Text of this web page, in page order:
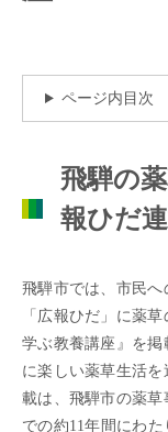
ページ内目次
飛騨の
報ひだ連
飛騨市では、市民
「広報ひだ」に薬
学ぶ教養講座』を
に楽しい薬草生活
載は、飛騨市の薬草
での約11年間にわ